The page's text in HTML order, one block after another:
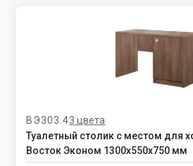
ВЭ303.43 цвета
Туалетный столик с местом для
Восток Эконом 1300х550х750 мм